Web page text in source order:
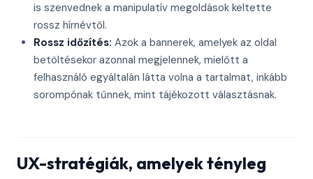
is szenvednek a manipulatív megoldások keltette
rossz hírnévtől.
Rossz időzítés: Azok a bannerek, amelyek az oldal
betöltésekor azonnal megjelennek, mielőtt a
felhasználó egyáltalán látta volna a tartalmat, inkább
sorompónak tűnnek, mint tájékozott választásnak.
UX-stratégiák, amelyek tényleg